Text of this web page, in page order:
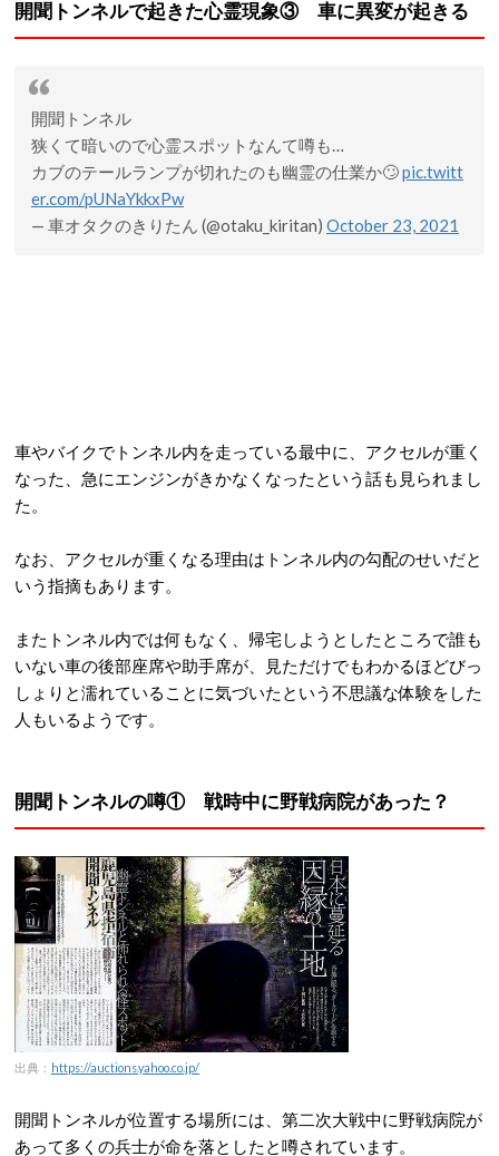
開聞トンネルで起きた心霊現象③ 車に異変が起きる
開聞トンネル
狭くて暗いので心霊スポットなんて噂も…
カブのテールランプが切れたのも幽霊の仕業か🙄pic.twitt
er.com/pUNaYkkxPw
— 車オタクのきりたん (@otaku_kiritan) October 23, 2021
車やバイクでトンネル内を走っている最中に、アクセルが重く
なった、急にエンジンがきかなくなったという話も見られまし
た。
なお、アクセルが重くなる理由はトンネル内の勾配のせいだと
いう指摘もあります。
またトンネル内では何もなく、帰宅しようとしたところで誰も
いない車の後部座席や助手席が、見ただけでもわかるほどびっ
しょりと濡れていることに気づいたという不思議な体験をした
人もいるようです。
開聞トンネルの噂① 戦時中に野戦病院があった？
出典： https://auctions.yahoo.co.jp/
開聞トンネルが位置する場所には、第二次大戦中に野戦病院が
あって多くの兵士が命を落としたと噂されています。